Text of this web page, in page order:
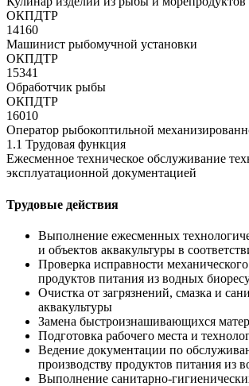
ОКПДТР
14160
Машинист рыбомучной установки
ОКПДТР
15341
Обработчик рыбы
ОКПДТР
16010
Оператор рыбокоптильной
1.1 Трудовая функция
Ежесменное техническое обслуживание
эксплуатационной документацией
Трудовые действия
Выполнение ежесменных
и объектов аквакультуры в
Проверка исправности
продуктов питания из водных
Очистка от загрязнений, смазка и
аквакультуры
Замена быстроизнашивающихся
Подготовка рабочего места и
Ведение документации по
производству продуктов питания из
Выполнение санитарно-